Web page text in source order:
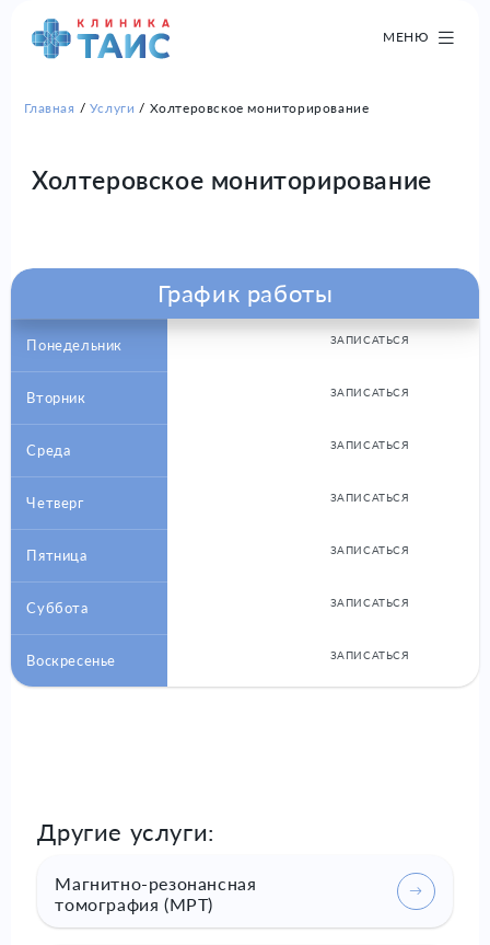
МЕНЮ
Главная Услуги Холтеровское мониторирование
Холтеровское мониторирование
График работы
Понедельник ЗАПИСАТЬСЯ
Вторник ЗАПИСАТЬСЯ
Среда ЗАПИСАТЬСЯ
Четверг ЗАПИСАТЬСЯ
Пятница ЗАПИСАТЬСЯ
Суббота ЗАПИСАТЬСЯ
Воскресенье ЗАПИСАТЬСЯ
Другие услуги:
Магнитно-резонансная
томография (МРТ)